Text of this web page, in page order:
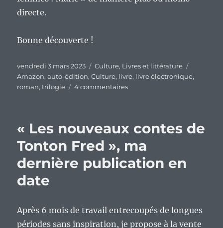
directe.
Bonne découverte !
Publié
le
vendredi 3 mars 2023 Catégories
Culture, Livres et littérature
Amazon,auto-édition,Culture, livre, livre électronique,
roman,trilogie 4 commentairessur
d’auto-
avec
la
sortie
roman.
« Les nouveaux contes de
Tonton Fred », ma
dernière publication en
date
Après 6 mois de travail entrecoupés de longues
périodes sans inspiration, je propose à la vente